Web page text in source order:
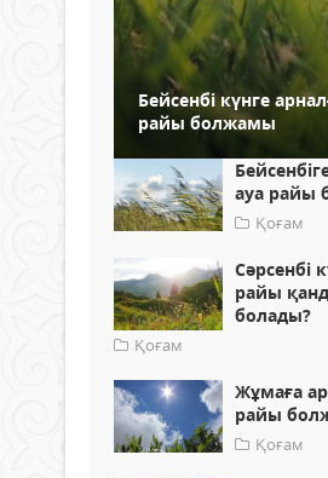
Бейсенбі күнге
райы болжамы
ауа райы
Қоғам
Сәрсенбі
райы
болады?
Қоғам
Жұмаға
райы
Қоғам